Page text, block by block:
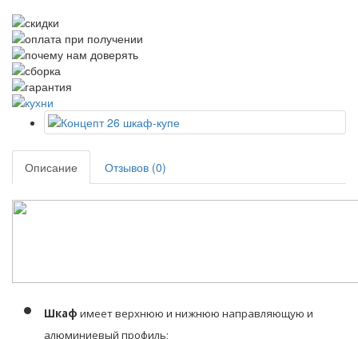
Описание Отзывов (0)
Шкаф имеет верхнюю и нижнюю направляющую и
алюминиевый профиль;